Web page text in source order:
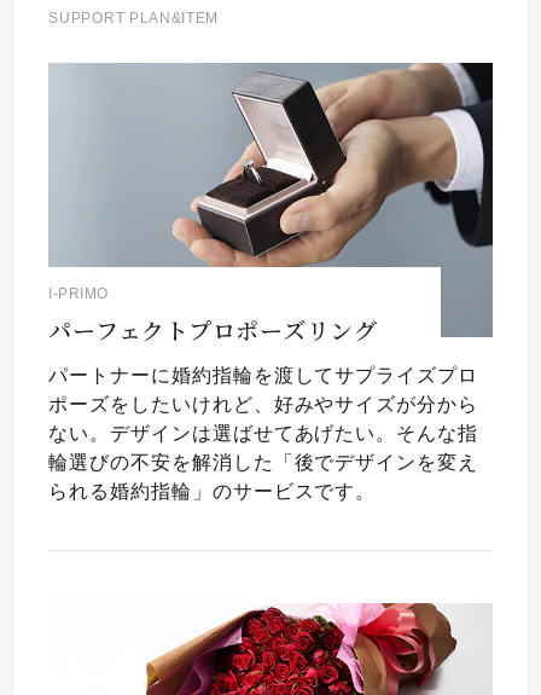
SUPPORT PLAN&ITEM
I-PRIMO
パーフェクトプロポーズリング
パートナーに婚約指輪を渡してサプライズプロ
ポーズをしたいけれど、好みやサイズが分から
ない。デザインは選ばせてあげたい。そんな指
輪選びの不安を解消した「後でデザインを変え
られる婚約指輪」のサービスです。